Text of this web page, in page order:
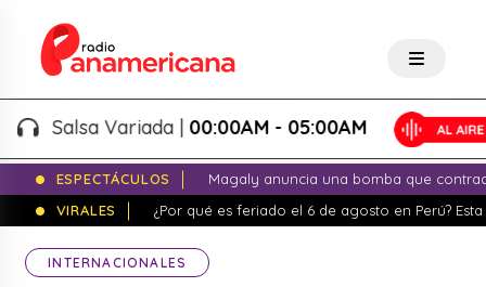
Salsa Variada |00:00AM - 05:00AM
ESPECTÁCULOS
Magaly anuncia una bomba que
VIRALES
¿Por qué es feriado el 6 de agosto en Perú?
INTERNACIONALES